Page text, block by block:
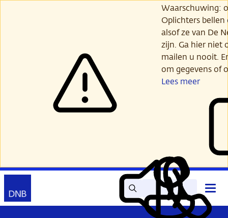
Waarschuwing:
Oplichters
alsof ze van De
zijn. Ga hier niet
mailen u nooit.
om gegevens of
Lees meer
Zoek Lees
voor
Mijn
DNB
Contact